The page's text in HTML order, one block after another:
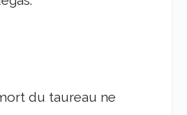
du taureau ne